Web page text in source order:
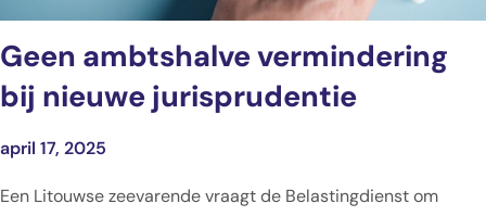
Geen ambtshalve vermindering
bij nieuwe jurisprudentie
april 17, 2025
Een Litouwse zeevarende vraagt de Belastingdienst om